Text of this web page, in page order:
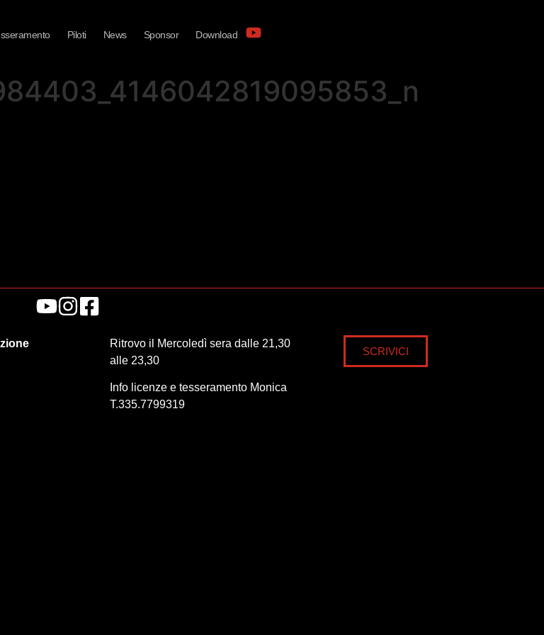
Piloti News Sponsor Download
Ritrovo il Mercoledì sera dalle 21,30
alle 23,30
Info licenze e tesseramento Monica
T.335.7799319
SCRIVICI